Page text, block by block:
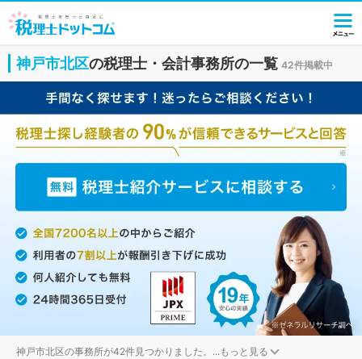
神戸市北区の税理士・会計事務所の一覧 42件掲載中
神戸市北区の事務所が42件見つかりました。 ...もっと見る